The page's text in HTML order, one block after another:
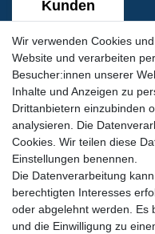
Wir verwenden Cookies
Website und verarbeiten
Besucher:innen unserer
Inhalte und Anzeigen zu
Drittanbietern einzubinden
analysieren. Die
Cookies. Wir teilen diese
Einstellungen benennen.
Die Datenverarbeitung
berechtigten Interesses
oder abgelehnt werden. Es
und die Einwilligung zu
Siegel & Zertifikate